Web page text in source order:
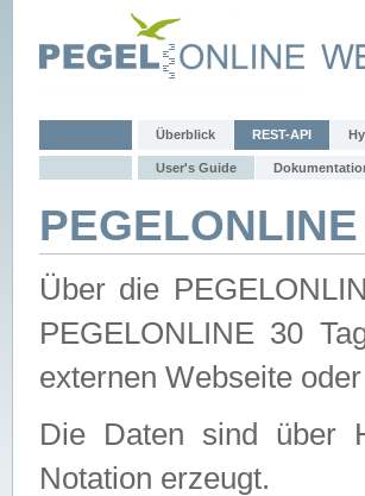
Überblick REST-API
User's Guide
Über die
PEGELONLINE 30
externen Webseite
Die Daten sind über
Notation erzeugt.